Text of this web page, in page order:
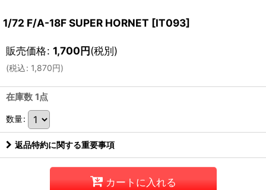
1/72 F/A-18F SUPER HORNET [IT093]
販売価格: 1,700円(税別)
(税込: 1,870円)
在庫数 1点
数量:
返品特約に関する重要事項
カートに入れる